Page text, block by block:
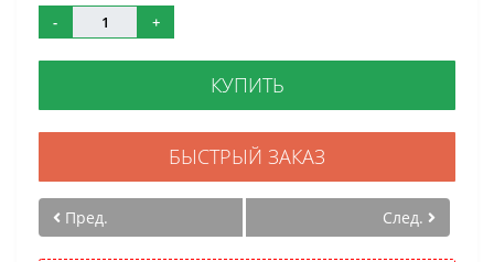
-
+
КУПИТЬ
БЫСТРЫЙ ЗАКАЗ
Пред. След.